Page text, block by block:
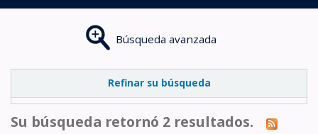
Búsqueda avanzada
Refinar su búsqueda
Su búsqueda retornó 2 resultados.